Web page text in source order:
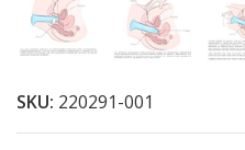
SKU: 220291-001